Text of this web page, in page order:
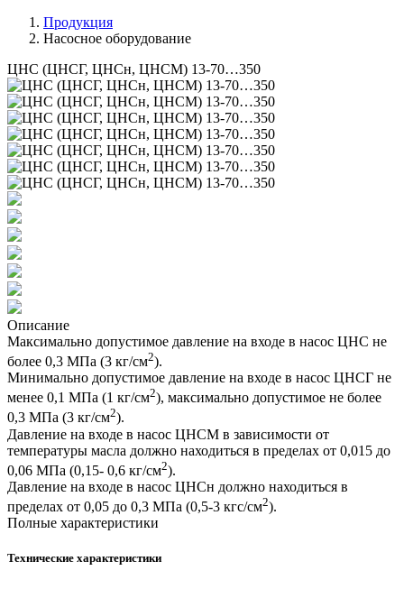
Продукция
Насосное оборудование
ЦНС (ЦНСГ, ЦНСн, ЦНСМ) 13-70…350
Описание
Максимально допустимое давление на входе в насос ЦНС не
более 0,3 МПа (3 кг/см2).
Минимально допустимое давление на входе в насос ЦНСГ не
менее 0,1 МПа (1 кг/см2), максимально допустимое не более
0,3 МПа (3 кг/см2).
Давление на входе в насос ЦНСМ в зависимости от
температуры масла должно находиться в пределах от 0,015 до
0,06 МПа (0,15- 0,6 кг/см2).
Давление на входе в насос ЦНСн должно находиться в
пределах от 0,05 до 0,3 МПа (0,5-3 кгс/см2).
Полные характеристики
Технические характеристики